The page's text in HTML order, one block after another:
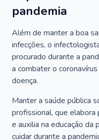
pandemia
Além de manter a boa
infecções, o
procurado durante a
a combater o
doença.
Manter a saúde pública
profissional, que elabora
e auxilia na educação da
cuidar durante a